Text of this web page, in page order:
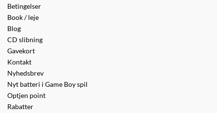
Betingelser
Book / leje
Blog
CD slibning
Gavekort
Kontakt
Nyhedsbrev
Nyt batteri i Game Boy spil
Optjen point
Rabatter